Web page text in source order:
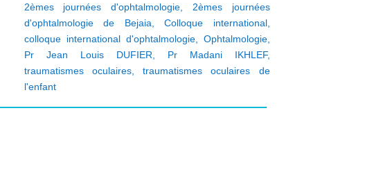
2èmes journées d'ophtalmologie, 2èmes journées
d'ophtalmologie de Bejaia,Colloque international,
colloque international d'ophtalmologie, Ophtalmologie,
Pr Jean Louis DUFIER, Pr Madani IKHLEF,
traumatismes oculaires,traumatismes oculaires de
l'enfant